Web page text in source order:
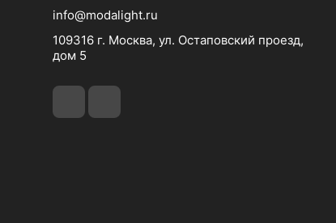
info@modalight.ru
109316 г. Москва, ул. Остаповский проезд,
дом 5